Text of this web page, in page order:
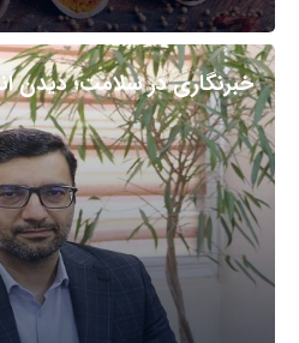
خبرنگاری در سلامت؛ دیدن